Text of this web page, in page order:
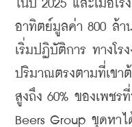
ในปี 2025 และเมื่อโร
อาทิตย์มูลค่า 800 ล้า
เริ่มปฏิบัติการ ทางโร
ปริมาณตรงตามที่เขา
สูงถึง 60% ของเพช
Beers Group ขุดหา